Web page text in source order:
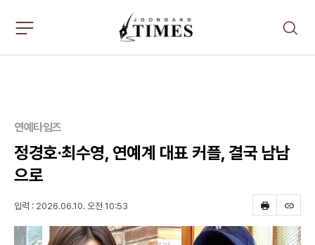
검
주
서
펼
치
기
연예타임즈
정경호·최수영, 연예계 대표 커플, 결국 남남
으로
프
린
트
스
크
랩
입력 : 2026.06.10. 오전 10:53